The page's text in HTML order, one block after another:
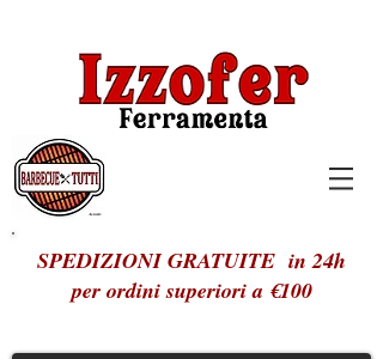
SPEDIZIONI GRATUITE in 24h
per ordini superiori a €100